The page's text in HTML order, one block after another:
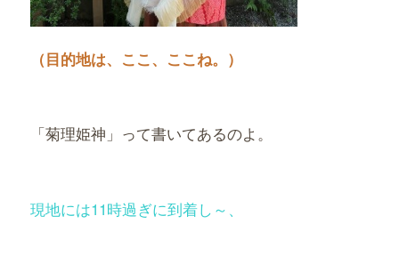
（目的地は、ここ、ここね。）
「菊理姫神」って書いてあるのよ。
現地には11時過ぎに到着し～、